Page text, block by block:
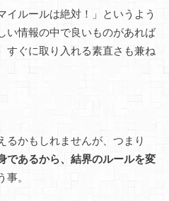
イルールは絶対！」というよう
い情報の中で良いものがあれば
すぐに取り入れる素直さも兼ね
るかもしれませんが、つまり
であるから、結界のルールを変
事。